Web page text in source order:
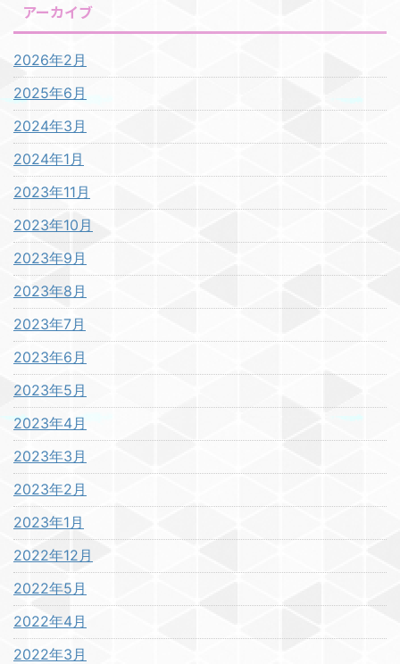
アーカイブ
2026年2月
2025年6月
2024年3月
2024年1月
2023年11月
2023年10月
2023年9月
2023年8月
2023年7月
2023年6月
2023年5月
2023年4月
2023年3月
2023年2月
2023年1月
2022年12月
2022年5月
2022年4月
2022年3月